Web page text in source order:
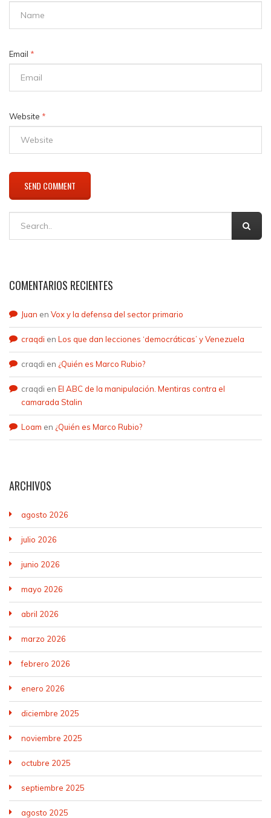
Email *
Website *
COMENTARIOS RECIENTES
Juan en Vox y la defensa del sector primario
craqdi en Los que dan lecciones ‘democráticas’ y Venezuela
craqdi en ¿Quién es Marco Rubio?
craqdi en El ABC de la manipulación. Mentiras contra el
camarada Stalin
Loam en ¿Quién es Marco Rubio?
ARCHIVOS
agosto 2026
julio 2026
junio 2026
mayo 2026
abril 2026
marzo 2026
febrero 2026
enero 2026
diciembre 2025
noviembre 2025
octubre 2025
septiembre 2025
agosto 2025